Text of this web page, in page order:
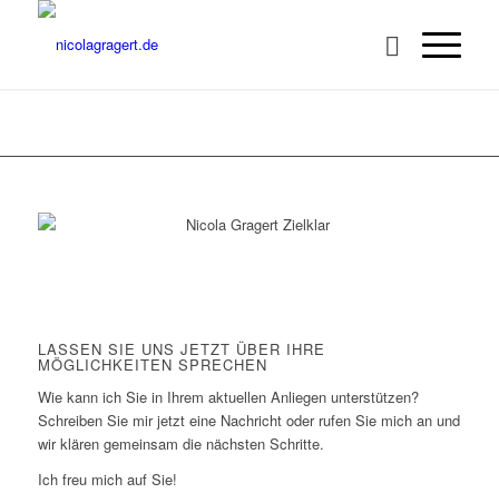
LASSEN SIE UNS JETZT ÜBER IHRE
MÖGLICHKEITEN SPRECHEN
Wie kann ich Sie in Ihrem aktuellen Anliegen unterstützen?
Schreiben Sie mir jetzt eine Nachricht oder rufen Sie mich an und
wir klären gemeinsam die nächsten Schritte.
Ich freu mich auf Sie!